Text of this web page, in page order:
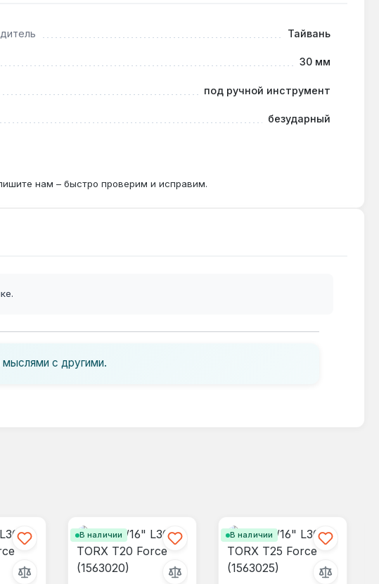
используются в тормозных системах и узлах подвески
Тайвань
30 мм
под ручной инструмент
безударный
нам – быстро проверим и исправим.
с другими.
В наличии В наличии